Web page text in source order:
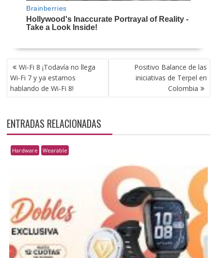
NAVEGACIÓN
DE
ENTRADAS
Wi-Fi 8 ¡Todavía no llega
Wi-Fi 7 y ya estamos
hablando de Wi-Fi 8!
Positivo Balance de las
iniciativas de Terpel en
Colombia
ENTRADAS RELACIONADAS
Hardware Wearable